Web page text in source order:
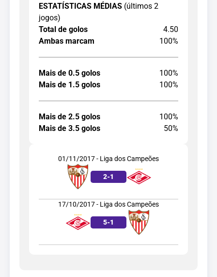
ESTATÍSTICAS MÉDIAS (últimos 2
jogos)
Total de golos
4.50
Ambas marcam
100%
Mais de 0.5 golos
100%
Mais de 1.5 golos
100%
Mais de 2.5 golos
100%
Mais de 3.5 golos
50%
01/11/2017 - Liga dos Campeões
2-1
17/10/2017 - Liga dos Campeões
5-1